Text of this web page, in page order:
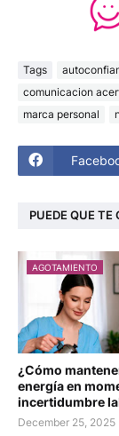
Tags
comunicacion
marca personal
PUEDE QUE TE
AGOTAMIENTO
¿Cómo
energía en
incertidumbre
December 25, 2025